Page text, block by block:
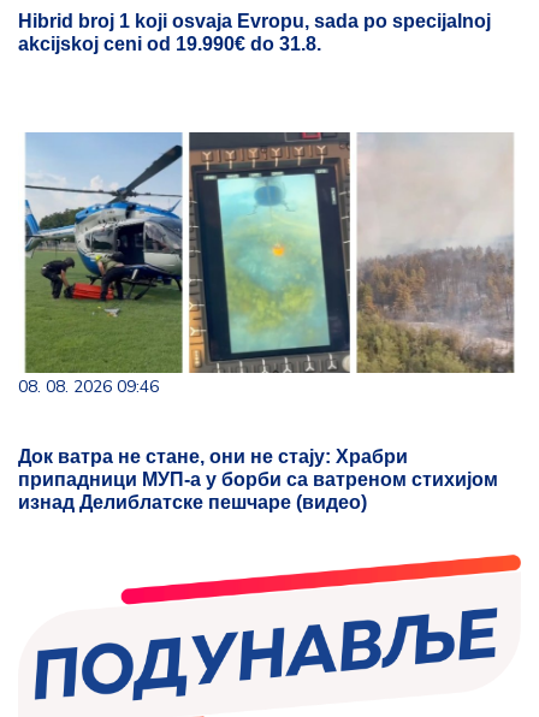
Hibrid broj 1 koji osvaja Evropu, sada po specijalnoj
akcijskoj ceni od 19.990€ do 31.8.
08. 08. 2026 09:46
Док ватра не стане, они не стају: Храбри
припадници МУП-а у борби са ватреном стихијом
изнад Делиблатске пешчаре (видео)